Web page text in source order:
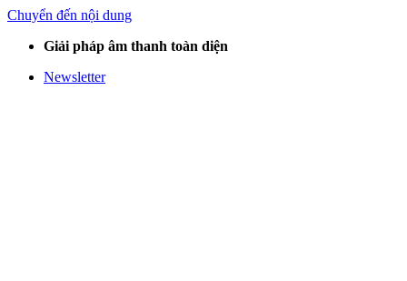
Chuyển đến nội dung
Giải pháp âm thanh toàn diện
Newsletter